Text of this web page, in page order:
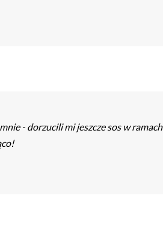
- dorzucili mi jeszcze sos w ramach